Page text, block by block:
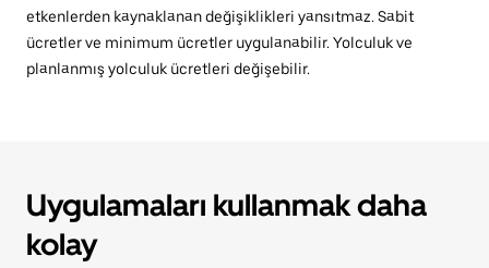
etkenlerden kaynaklanan değişiklikleri yansıtmaz. Sabit
ücretler ve minimum ücretler uygulanabilir. Yolculuk ve
planlanmış yolculuk ücretleri değişebilir.
Uygulamaları kullanmak daha
kolay